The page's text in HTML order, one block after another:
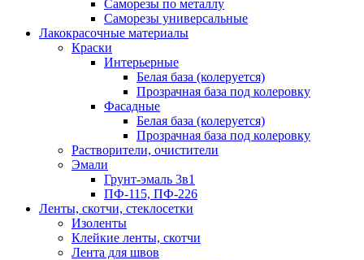
Саморезы по металлу
Саморезы универсальные
Лакокрасочные материалы
Краски
Интерьерные
Белая база (колеруется)
Прозрачная база под колеровку
Фасадные
Белая база (колеруется)
Прозрачная база под колеровку
Растворители, очистители
Эмали
Грунт-эмаль 3в1
ПФ-115, ПФ-226
Ленты, скотчи, стеклосетки
Изоленты
Клейкие ленты, скотчи
Лента для швов